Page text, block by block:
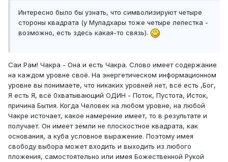
Интересно было бы узнать, что символизируют четыре
стороны квадрата (у Муладхары тоже четыре лепестка -
возможно, есть здесь какая-то связь).
Саи Рам! Чакра - Она и есть Чакра. Слово имеет содержание
на каждом уровне своё. На энергетическом информационном
уровне вы понимаете, что никаких уровней нет, всё есть ,Бог,
Я есть Я, всё 0хватывающий ОДИН - Поток, Пустота, Исток,
причина Бытия. Когда Человек на любом уровне, на любой
Чакре источает, какое намерение имеет, то в результате и
получает. Он имеет земли не плоскостное квадрата, как
основания, а куба условное выражение. Поэтому имея
свободу выбора может входить и выходить из любого
пложения, самостоятельно или имея Божественной Рукой